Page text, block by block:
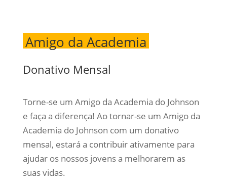
Amigo da Academia
Donativo Mensal
Torne-se um Amigo da Academia do Johnson
e faça a diferença! Ao tornar-se um Amigo da
Academia do Johnson com um donativo
mensal, estará a contribuir ativamente para
ajudar os nossos jovens a melhorarem as
suas vidas.